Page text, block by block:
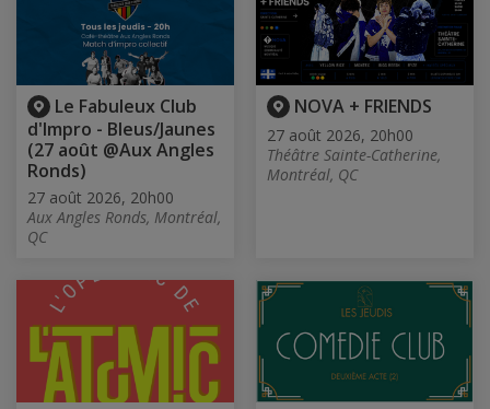
Le Fabuleux Club
d'Impro - Bleus/Jaunes
(27 août @Aux Angles
Ronds)
27 août 2026, 20h00
Aux Angles Ronds, Montréal,
QC
NOVA + FRIENDS
27 août 2026, 20h00
Théâtre Sainte-Catherine,
Montréal, QC